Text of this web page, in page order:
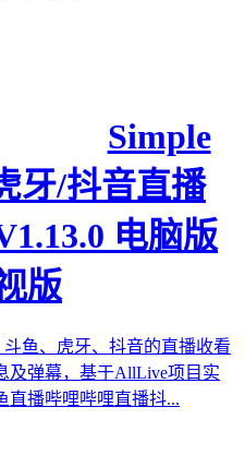
Simple
牙/抖音直播
电脑版
版
鱼、虎牙、抖音的直播收看
及弹幕，基于AllLive项目实
直播哔哩哔哩直播抖...